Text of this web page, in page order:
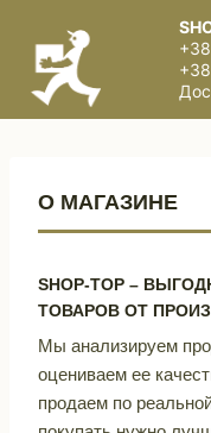
содержимому
+38
+38
О МАГАЗИНЕ
SHOP-TOP –
ТОВАРОВ ОТ
Мы анализируем
оцениваем ее
продаем по